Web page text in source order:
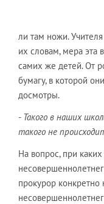
ли там ножи.
их словам, мера эта
самих же детей. От
бумагу, в которой
досмотры.
- Такого в наших
такого не
На вопрос, при каких
прокурор конкретно